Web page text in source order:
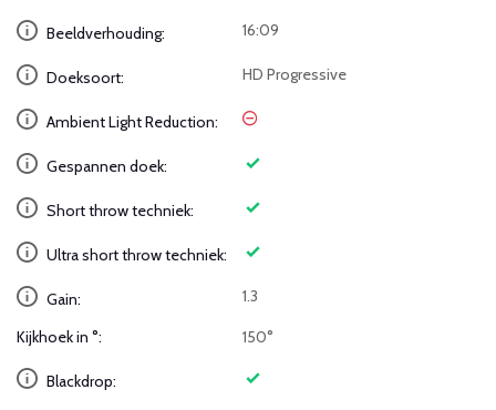
Beeldverhouding: 16:09
Doeksoort: HD Progressive
Ambient Light Reduction:
Gespannen doek:
Short throw techniek:
Ultra short throw techniek:
Gain: 1.3
Kijkhoek in °: 150°
Blackdrop: